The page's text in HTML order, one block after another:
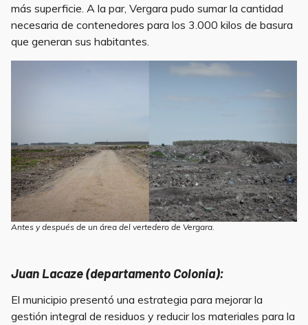
más superficie. A la par, Vergara pudo sumar la cantidad
necesaria de contenedores para los 3.000 kilos de basura
que generan sus habitantes.
Antes y después de un área del vertedero de Vergara.
Juan Lacaze (departamento Colonia):
El municipio presentó una estrategia para mejorar la
gestión integral de residuos y reducir los materiales para la